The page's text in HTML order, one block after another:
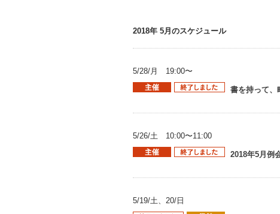
2018年 5月のスケジュール
5/28/月 19:00〜
書を持って、
5/26/土 10:00〜11:00
2018年5月例
5/19/土、20/日